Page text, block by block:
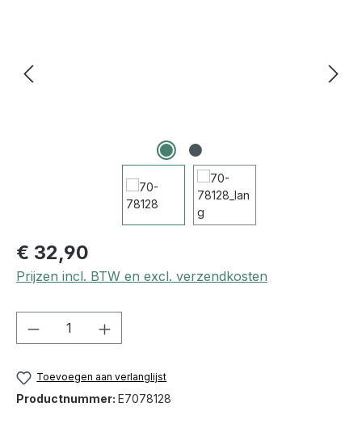
€ 32,90
Prijzen incl. BTW en excl. verzendkosten
Producthoeveelheid: Voer de
Toevoegen aan verlanglijst
Productnummer: E7078128